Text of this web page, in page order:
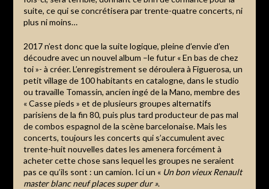
suite, ce qui se concrétisera par trente-quatre concerts, ni
plus ni moins…
2017 n’est donc que la suite logique, pleine d’envie d’en
découdre avec un nouvel album –le futur « En bas de chez
toi »- à créer. L’enregistrement se déroulera à Figuerosa, un
petit village de 100 habitants en catalogne, dans le studio
ou travaille Tomassin, ancien ingé de la Mano, membre des
« Casse pieds » et de plusieurs groupes alternatifs
parisiens de la fin 80, puis plus tard producteur de pas mal
de combos espagnol de la scène barcelonaise. Mais les
concerts, toujours les concerts qui s’accumulent avec
trente-huit nouvelles dates les amenera forcément à
acheter cette chose sans lequel les groupes ne seraient
pas ce qu’ils sont : un camion. Ici un « Un bon vieux Renault
master blanc neuf places super dur ».